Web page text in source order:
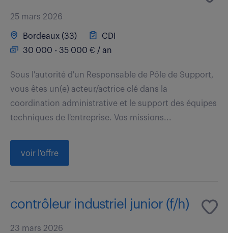
25 mars 2026
Bordeaux (33)
CDI
30 000 - 35 000 € / an
Sous l'autorité d'un Responsable de Pôle de Support,
vous êtes un(e) acteur/actrice clé dans la
coordination administrative et le support des équipes
techniques de l'entreprise. Vos missions...
voir l'offre
contrôleur industriel junior (f/h)
23 mars 2026